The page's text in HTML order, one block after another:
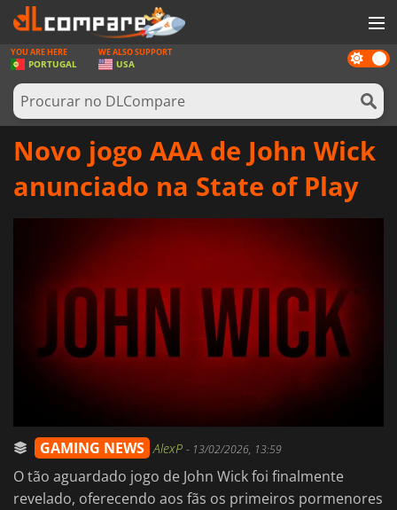
JOGOS
GAME CARDS
SOFTWARE
Dark
mode
YOU ARE HERE
PORTUGAL
WE ALSO SUPPORT
USA
Novo jogo AAA de John Wick
anunciado na State of Play
GAMING NEWS AlexP - 13/02/2026, 13:59
O tão aguardado jogo de John Wick foi finalmente
revelado, oferecendo aos fãs os primeiros pormenores